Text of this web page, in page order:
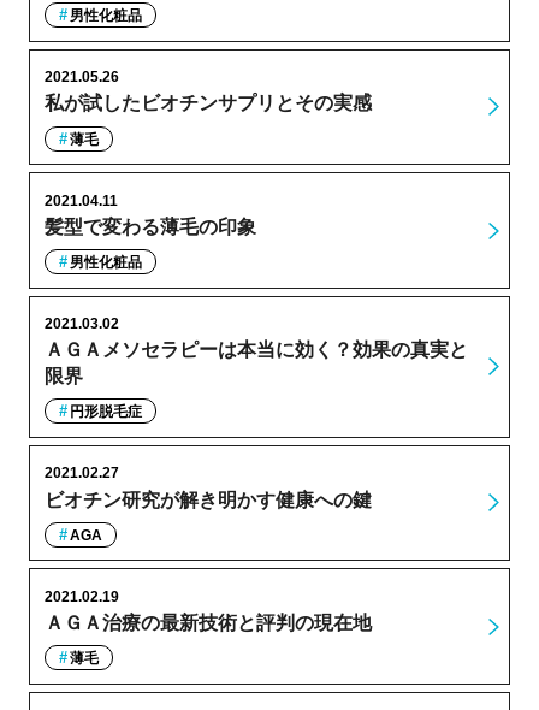
男性化粧品
私が試したビオチンサプリとその実感
2021.05.26
薄毛
髪型で変わる薄毛の印象
2021.04.11
男性化粧品
ＡＧＡメソセラピーは本当に効く？効果の真実と
限界
2021.03.02
円形脱毛症
ビオチン研究が解き明かす健康への鍵
2021.02.27
AGA
ＡＧＡ治療の最新技術と評判の現在地
2021.02.19
薄毛